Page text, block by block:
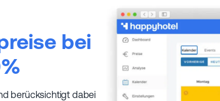
bei
berücksichtigt dabei